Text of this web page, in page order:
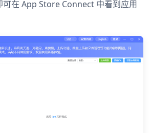
可在 App Store Connect 中看到应用